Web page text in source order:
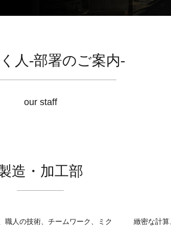
人-部署のご案内-
our staff
造・加工部
職人の技術、チームワーク、ミク
緻密な計